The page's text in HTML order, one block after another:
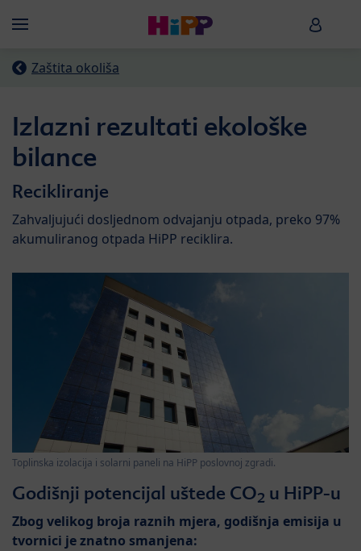
Menü HiPP
Zaštita okoliša
Izlazni rezultati ekološke
bilance
Recikliranje
Zahvaljujući dosljednom odvajanju otpada, preko 97%
akumuliranog otpada HiPP reciklira.
Toplinska izolacija i solarni paneli na HiPP poslovnoj zgradi.
Godišnji potencijal uštede CO2 u HiPP-u
Zbog velikog broja raznih mjera, godišnja emisija u
tvornici je znatno smanjena: